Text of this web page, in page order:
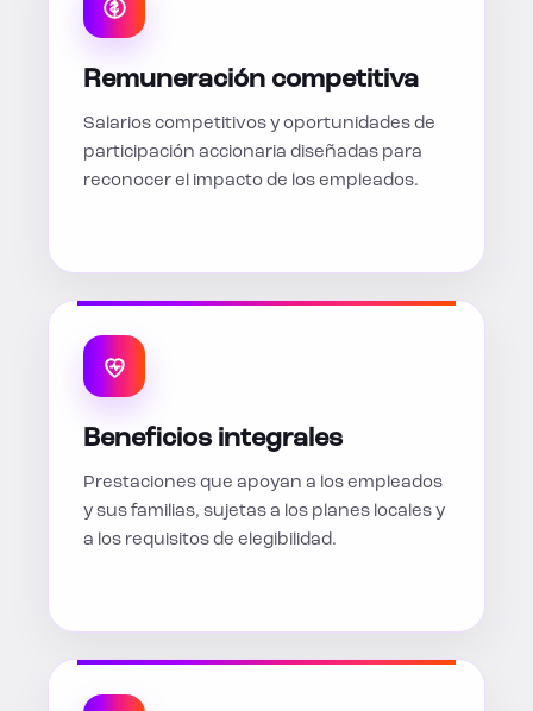
Remuneración competitiva
Salarios competitivos y oportunidades de
participación accionaria diseñadas para
reconocer el impacto de los empleados.
Beneficios integrales
Prestaciones que apoyan a los empleados
y sus familias, sujetas a los planes locales y
a los requisitos de elegibilidad.